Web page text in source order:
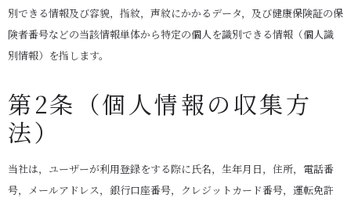
別できる情報及び容貌，指紋，声紋にかかるデータ，及び健康保険証の保
険者番号などの当該情報単体から特定の個人を識別できる情報（個人識
別情報）を指します。
第2条（個人情報の収集方
法）
当社は，ユーザーが利用登録をする際に氏名，生年月日，住所，電話番
号，メールアドレス，銀行口座番号，クレジットカード番号，運転免許